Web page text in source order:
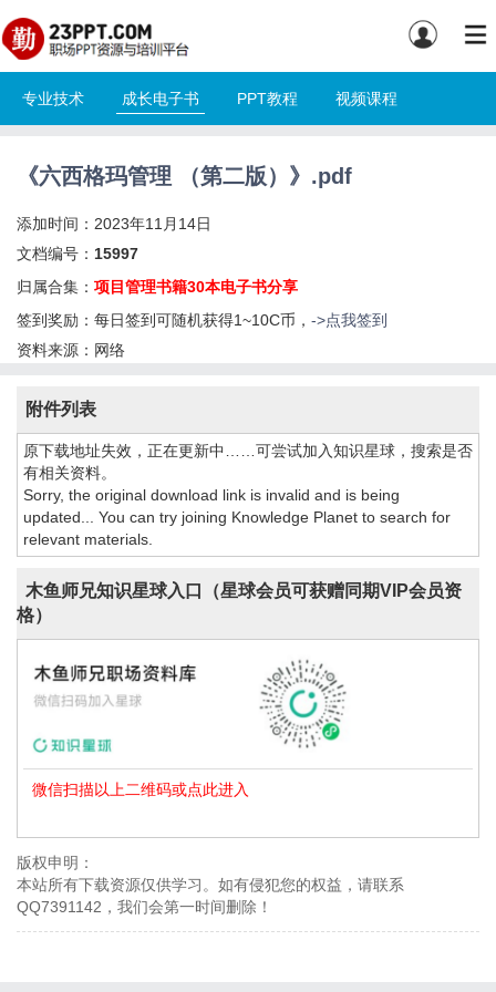
专业技术 成长电子书 PPT教程 视频课程
《六西格玛管理 （第二版）》.pdf
添加时间：2023年11月14日
文档编号： 15997
归属合集： 项目管理书籍30本电子书分享
签到奖励：每日签到可随机获得1~10C币， ->点我签到
资料来源：网络
附件列表
原下载地址失效，正在更新中……可尝试加入知识星球，搜索是否
有相关资料。
Sorry, the original download link is invalid and is being
updated... You can try joining Knowledge Planet to search for
relevant materials.
木鱼师兄知识星球入口（星球会员可获赠同期VIP会员资
格）
微信扫描以上二维码或点此进入
版权申明：
本站所有下载资源仅供学习。如有侵犯您的权益，请联系
QQ7391142，我们会第一时间删除！